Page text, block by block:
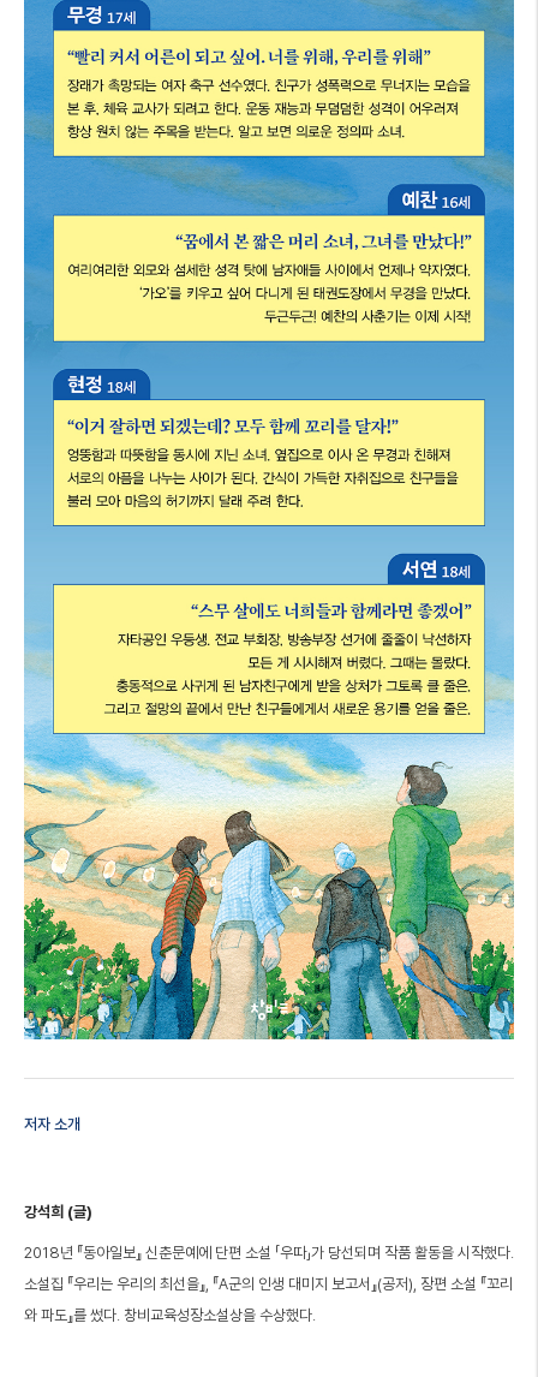
저자 소개
강석희 (글)
2018년 『동아일보』 신춘문예에 단편 소설 「우따」가 당선되며 작품 활동을 시작했다.
소설집 『우리는 우리의 최선을』, 『A군의 인생 대미지 보고서』(공저), 장편 소설 『꼬리
와 파도』를 썼다. 창비교육성장소설상을 수상했다.